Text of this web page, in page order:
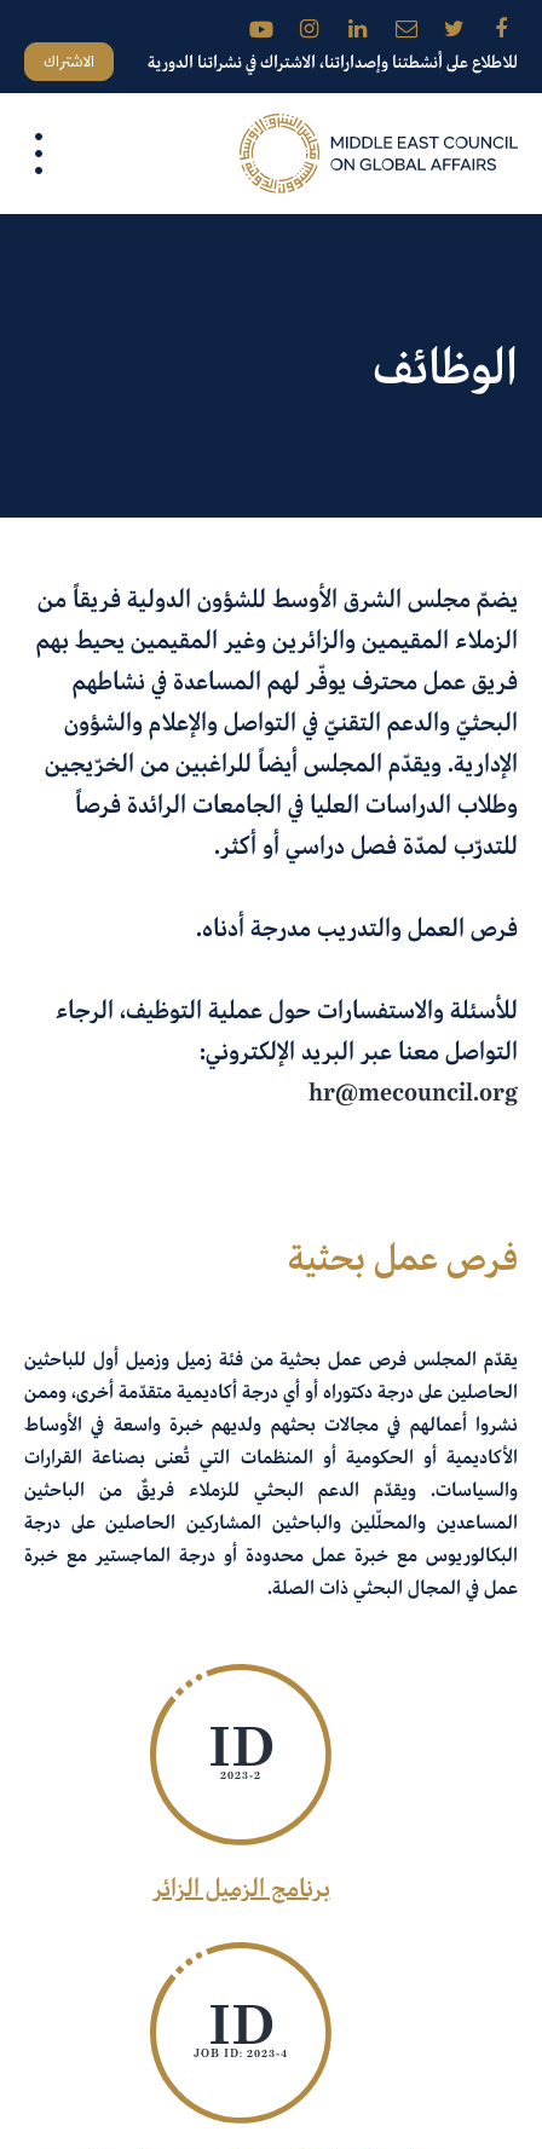
للاطلاع على أنشطتنا وإصداراتنا، الاشتراك في نشراتنا الدورية الاشتراك
الوظائف
يضمّ مجلس الشرق الأوسط للشؤون الدولية فريقاً من
الزملاء المقيمين والزائرين وغير المقيمين يحيط بهم
فريق عمل محترف يوفّر لهم المساعدة في نشاطهم
البحثيّ والدعم التقنيّ في التواصل والإعلام والشؤون
الإدارية. ويقدّم المجلس أيضاً للراغبين من الخرّيجين
وطلاب الدراسات العليا في الجامعات الرائدة فرصاً
للتدرّب لمدّة فصل دراسي أو أكثر.
فرص العمل والتدريب مدرجة أدناه.
للأسئلة والاستفسارات حول عملية التوظيف، الرجاء
التواصل معنا عبر البريد الإلكتروني:
hr@mecouncil.org
فرص عمل بحثية
يقدّم المجلس فرص عمل بحثية من فئة زميل وزميل أول للباحثين
الحاصلين على درجة دكتوراه أو أي درجة أكاديمية متقدّمة أخرى، وممن
نشروا أعمالهم في مجالات بحثهم ولديهم خبرة واسعة في الأوساط
الأكاديمية أو الحكومية أو المنظمات التي تُعنى بصناعة القرارات
والسياسات. ويقدّم الدعم البحثي للزملاء فريقٌ من الباحثين
المساعدين والمحلّلين والباحثين المشاركين الحاصلين على درجة
البكالوريوس مع خبرة عمل محدودة أو درجة الماجستير مع خبرة
عمل في المجال البحثي ذات الصلة.
ID
2023-2
برنامج الزميل الزائر
ID
JOB ID: 2023-4